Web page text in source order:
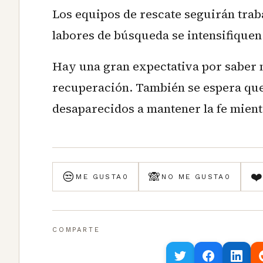
Los equipos de rescate seguirán
labores de búsqueda se
Hay una gran expectativa por saber
recuperación. También se espera
desaparecidos a mantener la fe
😒 ME GUSTA 0 🙈 NO ME GUSTA 0
COMPARTE